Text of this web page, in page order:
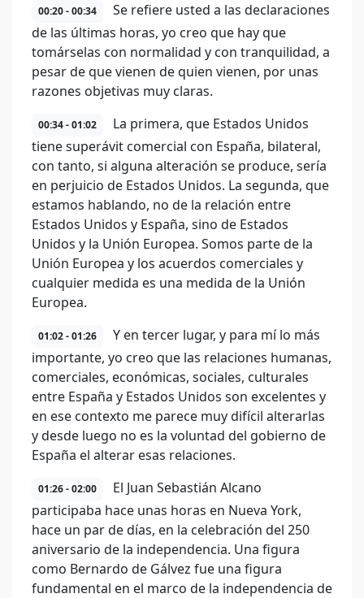
00:20 - 00:34
Se refiere usted a las declaraciones
de las últimas horas, yo creo que hay que
tomárselas con normalidad y con tranquilidad, a
pesar de que vienen de quien vienen, por unas
razones objetivas muy claras.
00:34 - 01:02
La primera, que Estados Unidos
tiene superávit comercial con España, bilateral,
con tanto, si alguna alteración se produce, sería
en perjuicio de Estados Unidos. La segunda, que
estamos hablando, no de la relación entre
Estados Unidos y España, sino de Estados
Unidos y la Unión Europea. Somos parte de la
Unión Europea y los acuerdos comerciales y
cualquier medida es una medida de la Unión
Europea.
01:02 - 01:26
Y en tercer lugar, y para mí lo más
importante, yo creo que las relaciones humanas,
comerciales, económicas, sociales, culturales
entre España y Estados Unidos son excelentes y
en ese contexto me parece muy difícil alterarlas
y desde luego no es la voluntad del gobierno de
España el alterar esas relaciones.
01:26 - 02:00
El Juan Sebastián Alcano
participaba hace unas horas en Nueva York,
hace un par de días, en la celebración del 250
aniversario de la independencia. Una figura
como Bernardo de Gálvez fue una figura
fundamental en el marco de la independencia de